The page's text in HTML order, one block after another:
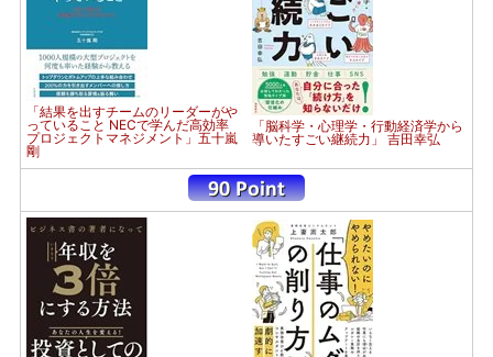
「結果を出すチームのリーダーがや
っていること NECで学んだ高効率
プロジェクトマネジメント」五十嵐
剛
「脳科学・心理学・行動経済学から
導いたすごい継続力」 吉田幸弘